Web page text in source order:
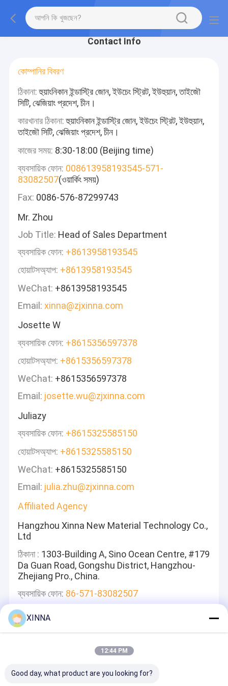
Contact Info
কোম্পানির বিবরণ
ঠিকানা:হুয়াংনিকান ইন্ডাস্ট্রি জোন, ইউচেং স্ট্রিট, ইউহুয়ান, তাইজৌ
সিটি, ঝেজিয়াং প্রদেশ, চীন।
কারখানার ঠিকানা:হুয়াংনিকান ইন্ডাস্ট্রি জোন, ইউচেং স্ট্রিট, ইউহুয়ান,
তাইজৌ সিটি, ঝেজিয়াং প্রদেশ, চীন।
কাজের সময়: 8:30-18:00 (Beijing time)
ব্যবসায়িক ফোন: 008613958193545-571-
83082507(ওয়ার্কিং সময়)
Fax: 0086-576-87299743
Mr. Zhou
Job Title: Head of Sales Department
ব্যবসায়িক ফোন: +8613958193545
হোয়াটসঅ্যাপ: +8613958193545
WeChat: +8613958193545
Email: xinna@zjxinna.com
Josette W
ব্যবসায়িক ফোন: +8615356597378
হোয়াটসঅ্যাপ: +8615356597378
WeChat: +8615356597378
Email: josette.wu@zjxinna.com
Juliazy
ব্যবসায়িক ফোন: +8615325585150
হোয়াটসঅ্যাপ: +8615325585150
WeChat: +8615325585150
Email: julia.zhu@zjxinna.com
Affiliated Agency
Hangzhou Xinna New Material Technology Co.,
Ltd
ঠিকানা : 1303-Building A, Sino Ocean Centre, #179
Da Guan Road, Gongshu District, Hangzhou-
Zhejiang Pro., China.
ব্যবসায়িক ফোন: 86-571-83082507
আমরা দ্রুত উত্তর দেব
XINNA
12:44 PM
Good day, what product are you looking for?